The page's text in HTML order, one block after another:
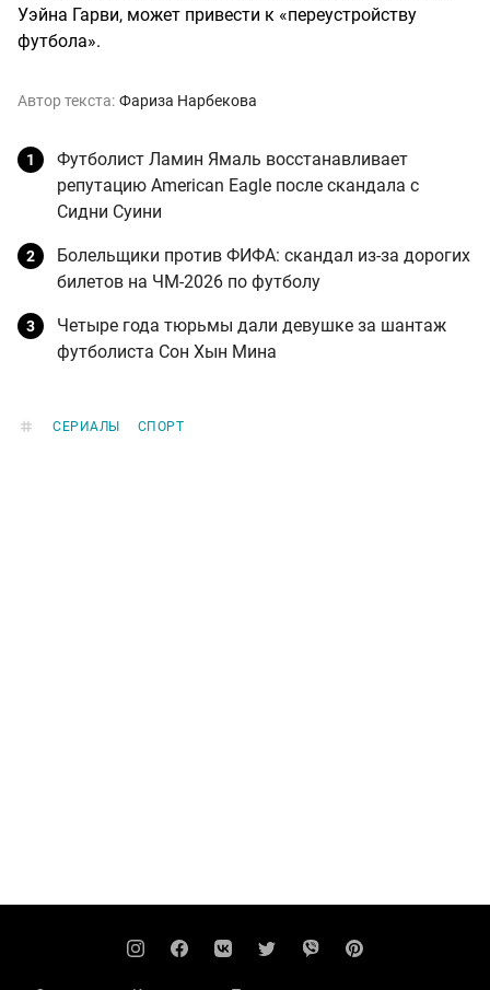
Уэйна Гарви, может привести к «переустройству
футбола».
Автор текста: Фариза Нарбекова
Футболист Ламин Ямаль восстанавливает
репутацию American Eagle после скандала с
Сидни Суини
Болельщики против ФИФА: скандал из-за дорогих
билетов на ЧМ-2026 по футболу
Четыре года тюрьмы дали девушке за шантаж
футболиста Сон Хын Мина
СЕРИАЛЫ СПОРТ